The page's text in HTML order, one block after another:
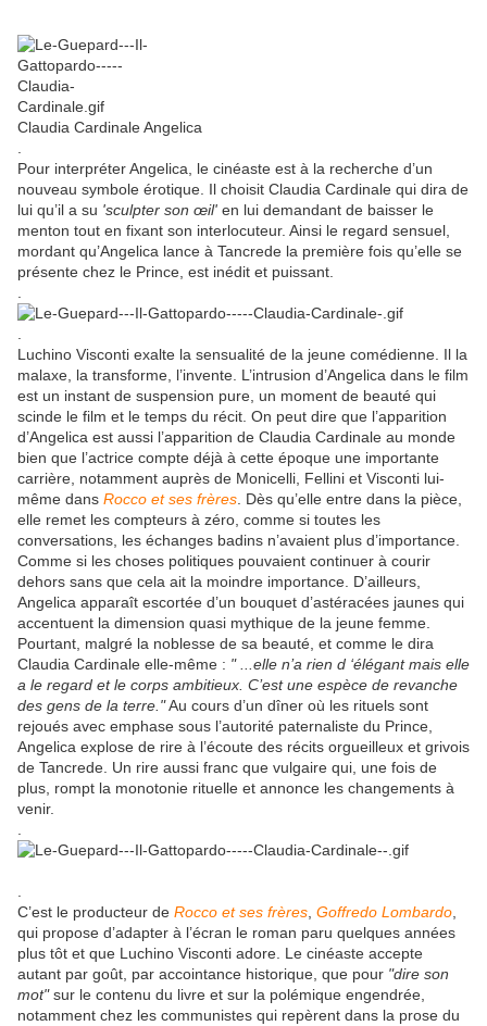
Claudia Cardinale Angelica
Pour interpréter Angelica, le cinéaste est à la recherche d’un
nouveau symbole érotique. Il choisit Claudia Cardinale qui dira de
lui qu’il a su 'sculpter son œil' en lui demandant de baisser le
menton tout en fixant son interlocuteur. Ainsi le regard sensuel,
mordant qu’Angelica lance à Tancrede la première fois qu’elle se
présente chez le Prince, est inédit et puissant.
Luchino Visconti exalte la sensualité de la jeune comédienne. Il la
malaxe, la transforme, l’invente. L’intrusion d’Angelica dans le film
est un instant de suspension pure, un moment de beauté qui
scinde le film et le temps du récit. On peut dire que l’apparition
d’Angelica est aussi l’apparition de Claudia Cardinale au monde
bien que l’actrice compte déjà à cette époque une importante
carrière, notamment auprès de Monicelli, Fellini et Visconti lui-
même dans Rocco et ses frères . Dès qu’elle entre dans la pièce,
elle remet les compteurs à zéro, comme si toutes les
conversations, les échanges badins n’avaient plus d’importance.
Comme si les choses politiques pouvaient continuer à courir
dehors sans que cela ait la moindre importance. D’ailleurs,
Angelica apparaît escortée d’un bouquet d’astéracées jaunes qui
accentuent la dimension quasi mythique de la jeune femme.
Pourtant, malgré la noblesse de sa beauté, et comme le dira
Claudia Cardinale elle-même : " ...elle n’a rien d ‘élégant mais elle
a le regard et le corps ambitieux. C’est une espèce de revanche
des gens de la terre."Au cours d’un dîner où les rituels sont
rejoués avec emphase sous l’autorité paternaliste du Prince,
Angelica explose de rire à l’écoute des récits orgueilleux et grivois
de Tancrede. Un rire aussi franc que vulgaire qui, une fois de
plus, rompt la monotonie rituelle et annonce les changements à
venir.
C’est le producteur de Rocco et ses frères Goffredo Lombardo
qui propose d’adapter à l’écran le roman paru quelques années
plus tôt et que Luchino Visconti adore. Le cinéaste accepte
autant par goût, par accointance historique, que pour "dire son
mot"sur le contenu du livre et sur la polémique engendrée,
notamment chez les communistes qui repèrent dans la prose du